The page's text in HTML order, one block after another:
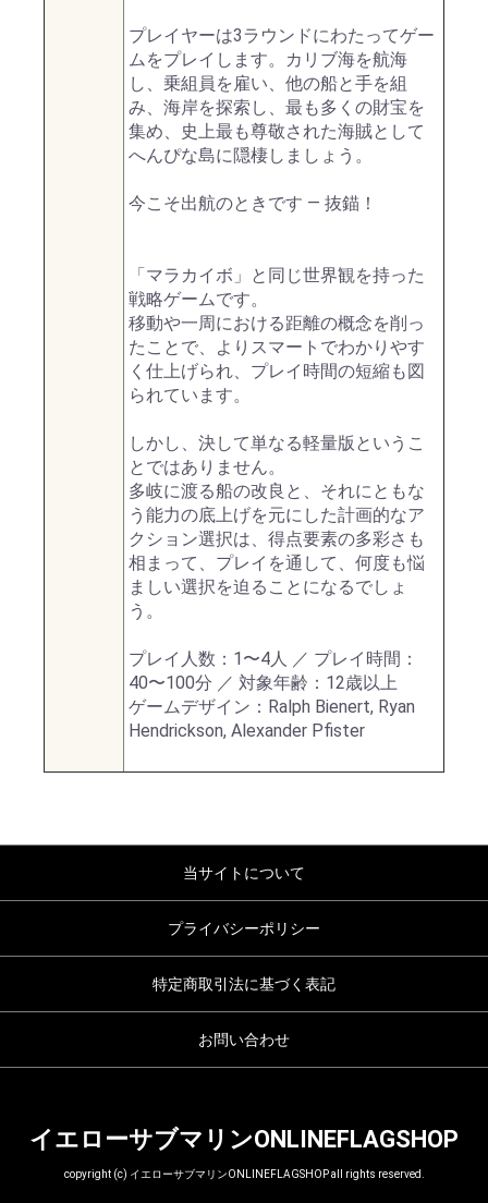
プレイヤーは3ラウンドにわたってゲー
ムをプレイします。カリブ海を航海
し、乗組員を雇い、他の船と手を組
み、海岸を探索し、最も多くの財宝を
集め、史上最も尊敬された海賊として
へんぴな島に隠棲しましょう。
今こそ出航のときです ― 抜錨！
「マラカイボ」と同じ世界観を持った
戦略ゲームです。
移動や一周における距離の概念を削っ
たことで、よりスマートでわかりやす
く仕上げられ、プレイ時間の短縮も図
られています。
しかし、決して単なる軽量版というこ
とではありません。
多岐に渡る船の改良と、それにともな
う能力の底上げを元にした計画的なア
クション選択は、得点要素の多彩さも
相まって、プレイを通して、何度も悩
ましい選択を迫ることになるでしょ
う。
プレイ人数：1〜4人 ／ プレイ時間：
40〜100分 ／ 対象年齢：12歳以上
ゲームデザイン：Ralph Bienert, Ryan
Hendrickson, Alexander Pfister
当サイトについて
プライバシーポリシー
特定商取引法に基づく表記
お問い合わせ
イエローサブマリンONLINEFLAGSHOP
copyright (c) イエローサブマリンONLINEFLAGSHOP all rights reserved.